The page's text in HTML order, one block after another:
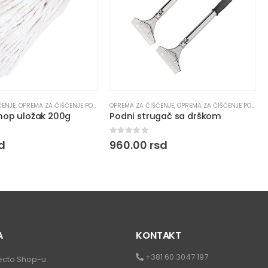
PROZORA
,OPREMA ZA ČIŠĆENJE PODOVA
uložak 200g
OPREMA ZA ČIŠĆENJE,OPREMA ZA ČIŠĆENJE PODOVA
Podni strugač sa drškom
0 out of 5
960.00 rsd
Shop-u
KONTAKT
+381 60 3047 197